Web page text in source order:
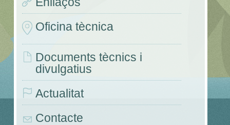
Oficina tècnica
Documents tècnics i
divulgatius
Actualitat
Contacte